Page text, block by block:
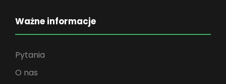
Ważne informacje
Pytania
O nas